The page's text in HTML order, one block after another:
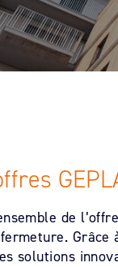
de
Grâce
solutions